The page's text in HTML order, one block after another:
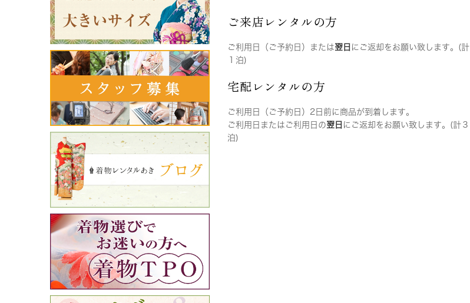
ご来店レンタルの方
ご利用日（ご予約日）または翌日 にご返却をお願い致します。(計
１泊)
宅配レンタルの方
ご利用日（ご予約日）2日前に商品が到着します。
ご利用日またはご利用日の翌日 にご返却をお願い致します。(計３
泊)